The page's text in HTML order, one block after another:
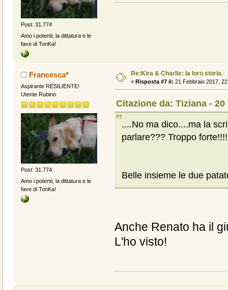
Post: 31.774
Amo i potenti, la dittatura e le
fave di TonKa!
Francesca*
Aspirante RESILIENTE!
Utente Rubino
Post: 31.774
Amo i potenti, la dittatura e le
fave di TonKa!
Re:Kira & Charlie: la loro storia.
« Risposta #7 il: 21 Febbraio 2017,
Citazione da: Tiziana -
....No ma dico....ma la
parlare??? Troppo forte!!!!
Belle insieme le due
Anche Renato ha il
L'ho visto!